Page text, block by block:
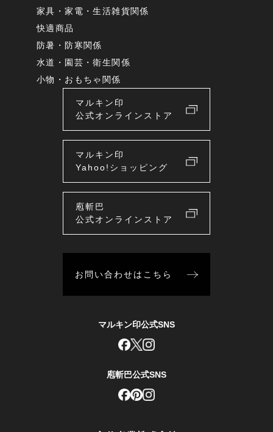
家具・家電・生活雑貨関係
快適商品
防暑・防寒関係
水道・園芸・衛生関係
小物・おもちゃ関係
マルキン印
公式オンラインストア
マルキン印
Yahoo!ショッピング
庖斬巴
公式オンラインストア
お問い合わせはこちら
マルキン印公式SNS
庖斬巴公式SNS